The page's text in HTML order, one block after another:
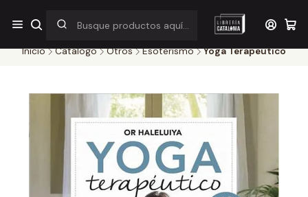
¡Por pocos días! Despacho a $1.000 en RM por compras sobre
$38.000
Inicio Catálogo Otros Esoterismo Yoga Terapeutico